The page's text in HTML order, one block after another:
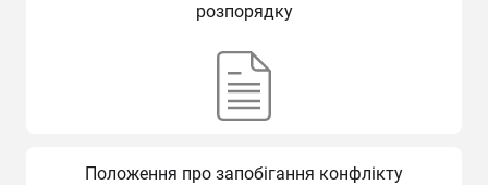
розпорядку
Положення про запобігання конфлікту